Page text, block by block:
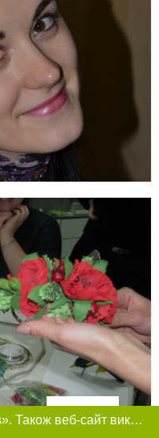
Фільтри
Цей сайт використовує «cookies». Також веб-сайт використовує інтернет-сервіс для збору технічних даних стосовно відвідувачів з метою отримання маркетингової та статистичної інформації. Умови обробки даних відвідувачів сайту див.